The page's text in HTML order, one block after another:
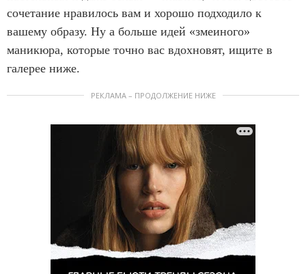
сочетание нравилось вам и хорошо подходило к
вашему образу. Ну а больше идей «змеиного»
маникюра, которые точно вас вдохновят, ищите в
галерее ниже.
РЕКЛАМА – ПРОДОЛЖЕНИЕ НИЖЕ